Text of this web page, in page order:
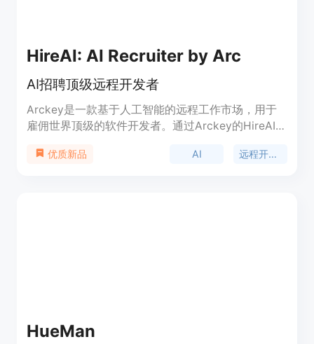
HireAI: AI Recruiter by Arc
AI招聘顶级远程开发者
Arckey是一款基于人工智能的远程工作市场，用于
雇佣世界顶级的软件开发者。通过Arckey的HireAI，
优质新品 AI 远程开发者
HueMan